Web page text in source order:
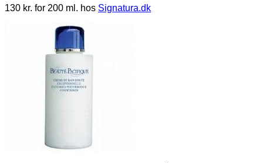
130 kr. for 200 ml. hos Signatura.dk